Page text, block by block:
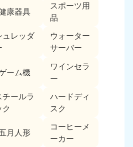
康器具
スポーツ用
品
ュレッダ
ウォーター
サーバー
ーム機
ワインセラ
ー
チールラ
ク
ハードディ
スク
月人形
コーヒーメ
ーカー
北海道・東北
050-1881-5276
9:00〜19:00 年中無休
休 9:00〜19:00 年中無休
050-1881-5272
9:00〜19:00 年中無休